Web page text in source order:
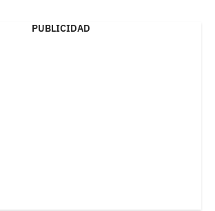
PUBLICIDAD